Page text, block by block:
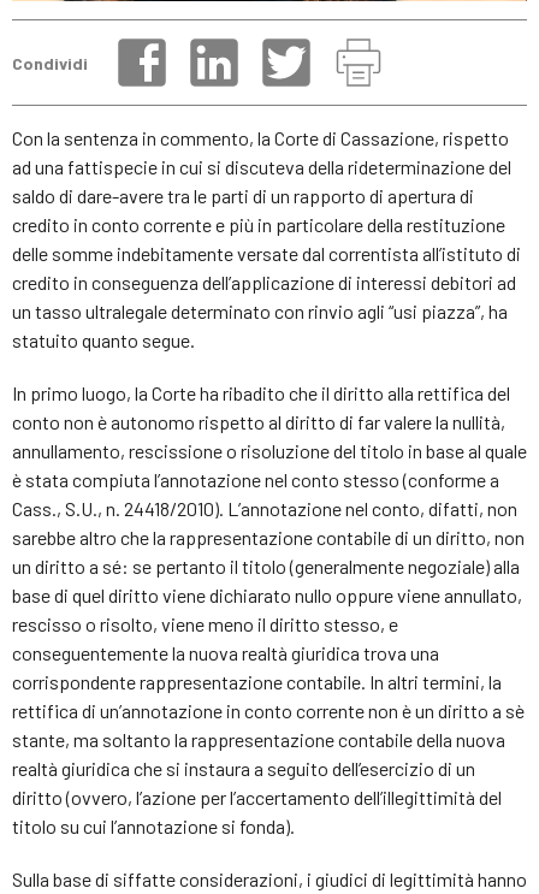
Condividi
Con la sentenza in commento, la Corte di Cassazione, rispetto
ad una fattispecie in cui si discuteva della rideterminazione del
saldo di dare-avere tra le parti di un rapporto di apertura di
credito in conto corrente e più in particolare della restituzione
delle somme indebitamente versate dal correntista all’istituto di
credito in conseguenza dell’applicazione di interessi debitori ad
un tasso ultralegale determinato con rinvio agli “usi piazza”, ha
statuito quanto segue.
In primo luogo, la Corte ha ribadito che il diritto alla rettifica del
conto non è autonomo rispetto al diritto di far valere la nullità,
annullamento, rescissione o risoluzione del titolo in base al quale
è stata compiuta l’annotazione nel conto stesso (conforme a
Cass., S.U., n. 24418/2010). L’annotazione nel conto, difatti, non
sarebbe altro che la rappresentazione contabile di un diritto, non
un diritto a sé: se pertanto il titolo (generalmente negoziale) alla
base di quel diritto viene dichiarato nullo oppure viene annullato,
rescisso o risolto, viene meno il diritto stesso, e
conseguentemente la nuova realtà giuridica trova una
corrispondente rappresentazione contabile. In altri termini, la
rettifica di un’annotazione in conto corrente non è un diritto a sè
stante, ma soltanto la rappresentazione contabile della nuova
realtà giuridica che si instaura a seguito dell’esercizio di un
diritto (ovvero, l’azione per l’accertamento dell’illegittimità del
titolo su cui l’annotazione si fonda).
Sulla base di siffatte considerazioni, i giudici di legittimità hanno